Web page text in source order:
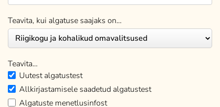
Teavita, kui algatuse saajaks on…
Teavita…
Uutest algatustest
Allkirjastamisele saadetud algatustest
Algatuste menetlusinfost